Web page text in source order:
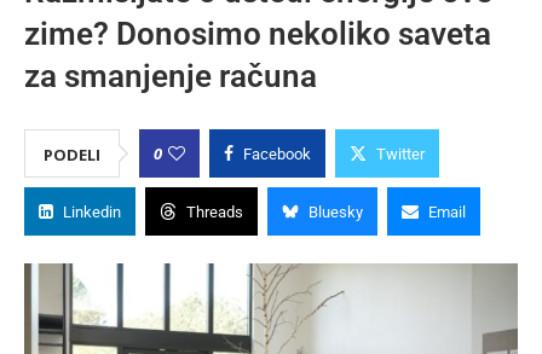
zime? Donosimo nekoliko saveta
za smanjenje računa
PODELI 0 Facebook Twitter
Linkedin Threads Bluesky Email